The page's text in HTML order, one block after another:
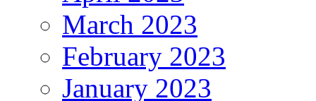
March 2023
February 2023
January 2023